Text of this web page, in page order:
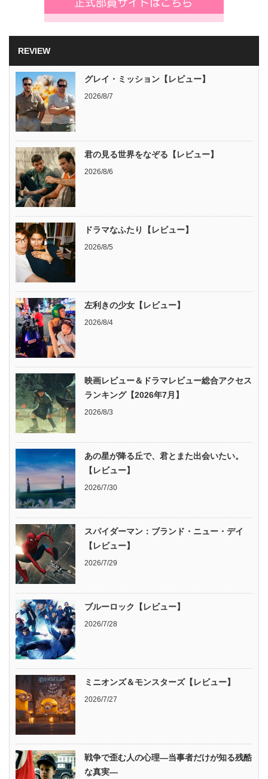
REVIEW
グレイ・ミッション【レビュー】
2026/8/7
君の見る世界をなぞる【レビュー】
2026/8/6
ドラマなふたり【レビュー】
2026/8/5
左利きの少女【レビュー】
2026/8/4
映画レビュー＆ドラマレビュー総合アクセス
ランキング【2026年7月】
2026/8/3
あの星が降る丘で、君とまた出会いたい。
【レビュー】
2026/7/30
スパイダーマン：ブランド・ニュー・デイ
【レビュー】
2026/7/29
ブルーロック【レビュー】
2026/7/28
ミニオンズ＆モンスターズ【レビュー】
2026/7/27
戦争で歪む人の心理―当事者だけが知る残酷
な真実―